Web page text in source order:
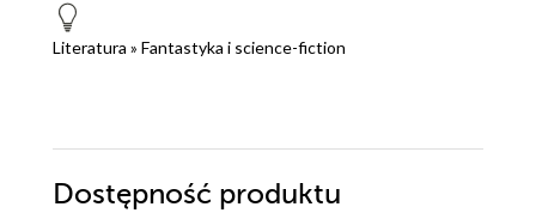
Literatura » Fantastyka i science-fiction
Dostępność produktu